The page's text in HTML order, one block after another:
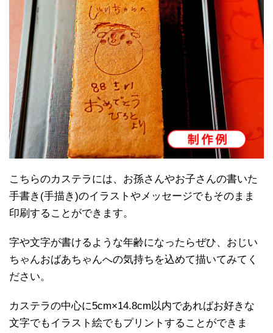
こちらのカステラには、お孫さんやお子さんの書いた
手書き(手描き)のイラストやメッセージでもそのまま
印刷することができます。
字や文字が書けるような年齢になったらぜひ、おじい
ちゃんおばあちゃんへの気持ちを込めて描いてみてく
ださい。
カステラの中心に5cm×14.8cm以内であればお好きな
文字でもイラスト絵でもプリントすることができま